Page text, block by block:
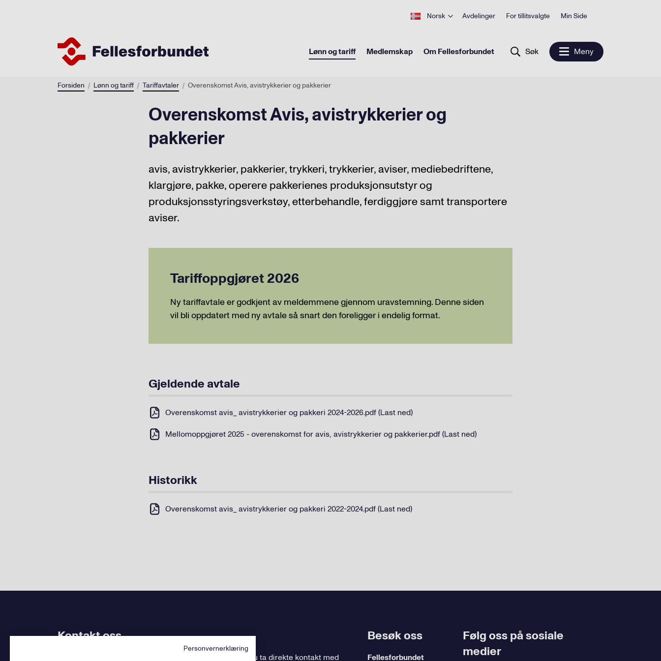
Norsk Avdelinger For tillitsvalgte Min Side
Lønn og tariff Medlemskap Om Fellesforbundet Søk Meny
Forsiden Lønn og tariff Tariffavtaler Overenskomst Avis, avistrykkerier og pakkerier
Overenskomst Avis, avistrykkerier og
pakkerier
avis, avistrykkerier, pakkerier, trykkeri, trykkerier, aviser, mediebedriftene,
klargjøre, pakke, operere pakkerienes produksjonsutstyr og
produksjonsstyringsverkstøy, etterbehandle, ferdiggjøre samt transportere
aviser.
Tariffoppgjøret 2026
Ny tariffavtale er godkjent av meldemmene gjennom uravstemning. Denne siden
vil bli oppdatert med ny avtale så snart den foreligger i endelig format.
Gjeldende avtale
Overenskomst avis_ avistrykkerier og pakkeri 2024-2026.pdf (Last ned)
Mellomoppgjøret 2025 - overenskomst for avis, avistrykkerier og pakkerier.pdf (Last ned)
Historikk
Overenskomst avis_ avistrykkerier og pakkeri 2022-2024.pdf (Last ned)
Kontakt oss
, kan du ta direkte kontakt med
Besøk oss
Fellesforbundet
Følg oss på sosiale
medier
Personvernerklæring